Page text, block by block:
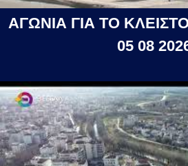
ΑΓΩΝΙΑ ΓΙΑ ΤΟ
05 08